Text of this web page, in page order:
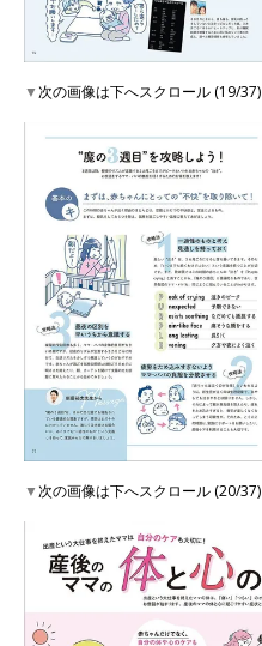
▼次の画像は下へスクロール (19/37)
▼次の画像は下へスクロール (20/37)